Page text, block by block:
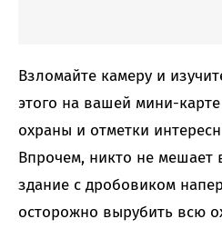
Взломайте камеру и
этого на вашей мини-
охраны и отметки
Впрочем, никто не мешает
здание с дробовиком
осторожно вырубить всю